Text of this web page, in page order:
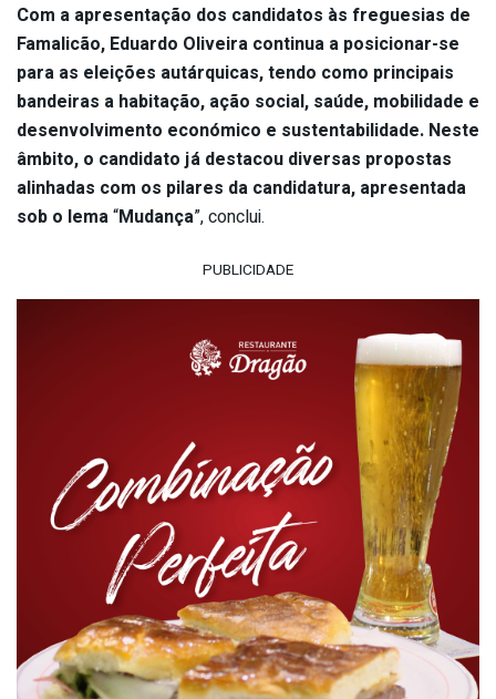
Com a apresentação dos candidatos às freguesias de
Famalicão, Eduardo Oliveira continua a posicionar-se
para as eleições autárquicas, tendo como principais
bandeiras a habitação, ação social, saúde, mobilidade e
desenvolvimento económico e sustentabilidade. Neste
âmbito, o candidato já destacou diversas propostas
alinhadas com os pilares da candidatura, apresentada
sob o lema“Mudança”, conclui.
PUBLICIDADE